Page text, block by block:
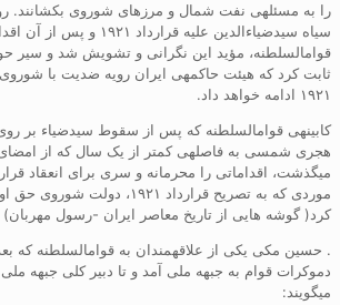
را به مسئلهی نفت شمال و مرزهای شوروی بکشانند.
سیاه سیدضیاءالدین علیه قرارداد
قوامالسلطنه، مؤید این نگرانی و تشویش شد و سیر
ثابت کرد که هیئت حاکمهی ایران رویه ضدیت با شوروی
۱۹۲۱ ادامه خواهد داد.
میگذشت، اقداماتی را محرمانه و سری برای انعقاد
موردی که به تصریح قرارداد ۱۹۲۱،
کرد( گوشه هایی از تاریخ معاصر ایران -رسول مهربان)
. حسین مکی یکی از علاقهمندان به قوامالسلطنه که
دموکرات قوام به جبهه ملی آمد و تا دبیر کلی جبهه
میگویند: